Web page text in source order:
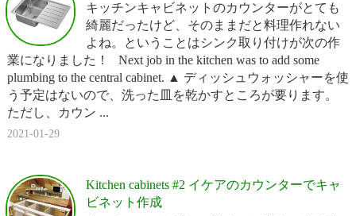
キッチンキャビネットのカウンターがとても
綺麗だったけど、そのままだと料理作れない
よね。ということはシンク取り付けが次の作
業になりました！ Next job in the kitchen was to add some
plumbing to the central cabinet. ▲ ディッシュウォッシャーを使
う予定はないので、洗った皿を乾かすところが要ります。
ただし、カウン ...
2021-01-29
Kitchen cabinets #2 イケアのカウンターでキャ
ビネット作成